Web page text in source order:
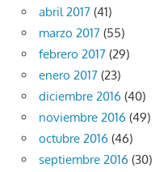
abril 2017 (41)
marzo 2017 (55)
febrero 2017 (29)
enero 2017 (23)
diciembre 2016 (40)
noviembre 2016 (49)
octubre 2016 (46)
septiembre 2016 (30)